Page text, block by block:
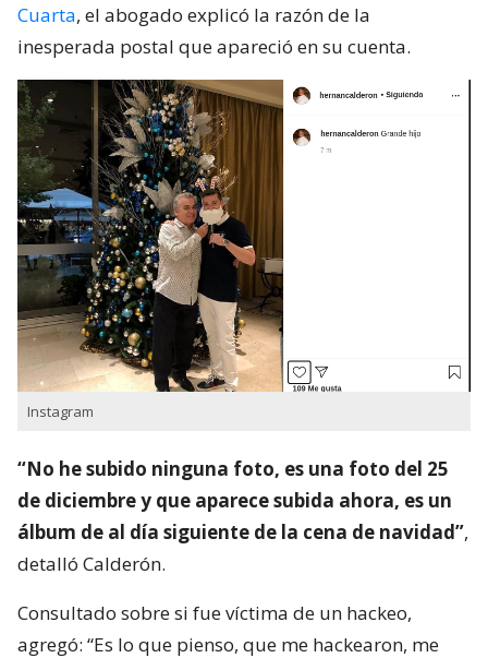
Cuarta, el abogado explicó la razón de la
inesperada postal que apareció en su cuenta.
Instagram
“No he subido ninguna foto, es una foto del 25
de diciembre y que aparece subida ahora, es un
álbum de al día siguiente de la cena de navidad”,
detalló Calderón.
Consultado sobre si fue víctima de un hackeo,
agregó: “Es lo que pienso, que me hackearon, me